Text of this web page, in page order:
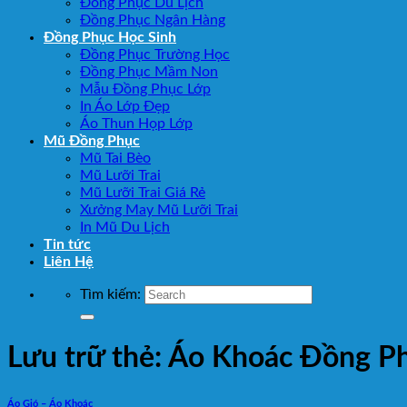
Đồng Phục Ngân Hàng
Đồng Phục Học Sinh
Đồng Phục Trường Học
Đồng Phục Mầm Non
Mẫu Đồng Phục Lớp
In Áo Lớp Đẹp
Áo Thun Họp Lớp
Mũ Đồng Phục
Mũ Tai Bèo
Mũ Lưỡi Trai
Mũ Lưỡi Trai Giá Rẻ
Xưởng May Mũ Lưỡi Trai
In Mũ Du Lịch
Tin tức
Liên Hệ
Tìm kiếm:
Lưu trữ thẻ: Áo Khoác Đồng
Áo Gió – Áo Khoác